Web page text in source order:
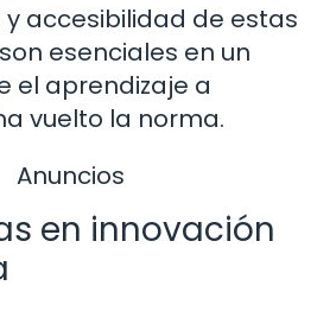
y accesibilidad de estas
esenciales en un
el aprendizaje a
vuelto la norma.
Anuncios
en innovación